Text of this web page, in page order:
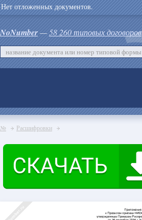
Нет отложенных документов.
NoNumber—58 260 типовых договоров
№ Расшифровки